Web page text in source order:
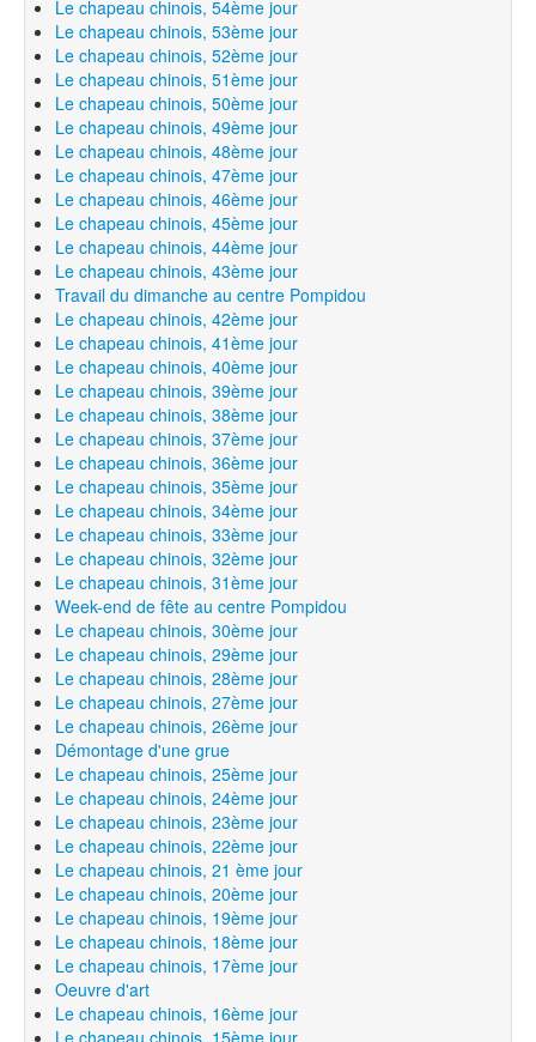
Le chapeau chinois, 54ème jour
Le chapeau chinois, 53ème jour
Le chapeau chinois, 52ème jour
Le chapeau chinois, 51ème jour
Le chapeau chinois, 50ème jour
Le chapeau chinois, 49ème jour
Le chapeau chinois, 48ème jour
Le chapeau chinois, 47ème jour
Le chapeau chinois, 46ème jour
Le chapeau chinois, 45ème jour
Le chapeau chinois, 44ème jour
Le chapeau chinois, 43ème jour
Travail du dimanche au centre Pompidou
Le chapeau chinois, 42ème jour
Le chapeau chinois, 41ème jour
Le chapeau chinois, 40ème jour
Le chapeau chinois, 39ème jour
Le chapeau chinois, 38ème jour
Le chapeau chinois, 37ème jour
Le chapeau chinois, 36ème jour
Le chapeau chinois, 35ème jour
Le chapeau chinois, 34ème jour
Le chapeau chinois, 33ème jour
Le chapeau chinois, 32ème jour
Le chapeau chinois, 31ème jour
Week-end de fête au centre Pompidou
Le chapeau chinois, 30ème jour
Le chapeau chinois, 29ème jour
Le chapeau chinois, 28ème jour
Le chapeau chinois, 27ème jour
Le chapeau chinois, 26ème jour
Démontage d'une grue
Le chapeau chinois, 25ème jour
Le chapeau chinois, 24ème jour
Le chapeau chinois, 23ème jour
Le chapeau chinois, 22ème jour
Le chapeau chinois, 21 ème jour
Le chapeau chinois, 20ème jour
Le chapeau chinois, 19ème jour
Le chapeau chinois, 18ème jour
Le chapeau chinois, 17ème jour
Oeuvre d'art
Le chapeau chinois, 16ème jour
Le chapeau chinois, 15ème jour